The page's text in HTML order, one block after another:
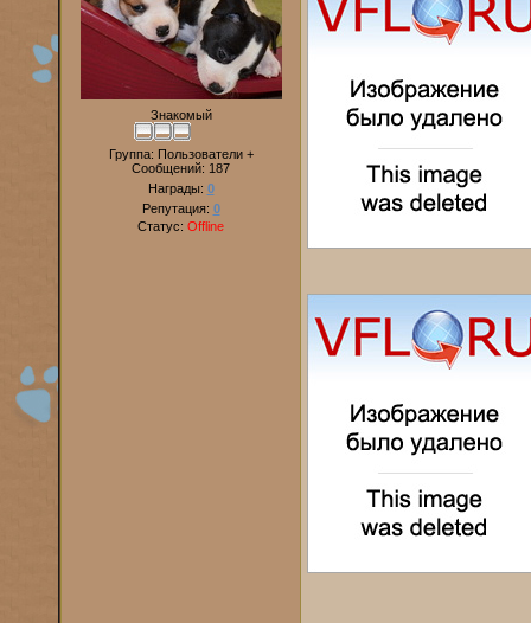
Знакомый
Группа: Пользователи +
Сообщений: 187
Награды: 0
Репутация: 0
Статус: Offline